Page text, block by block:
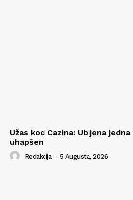
Užas kod Cazina: Ubijena
uhapšen
Redakcija - 5 Augusta, 2026